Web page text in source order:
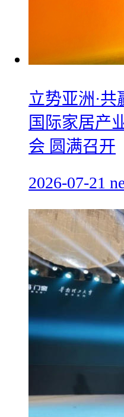
立势亚洲·共
国际家居产
会 圆满召开
2026-07-21